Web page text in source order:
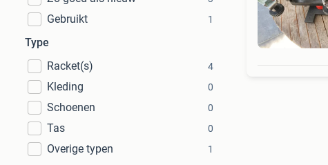
Gebruikt 1
Type
Racket(s)
4
Kleding 0
Schoenen 0
Tas 0
Overige typen 1